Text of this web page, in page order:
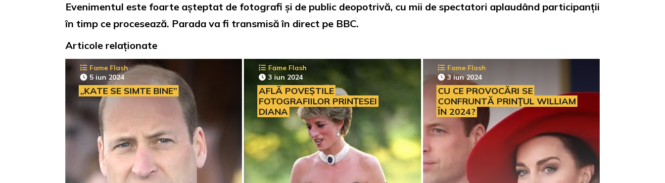
Evenimentul este foarte așteptat de fotografi și de public deopotrivă, cu mii de spectatori aplaudând participanții
în timp ce procesează. Parada va fi transmisă în direct pe BBC.
Articole relaționate
Fame Flash
5 iun 2024
„KATE SE SIMTE BINE”
Fame Flash
3 iun 2024
AFLĂ POVEȘTILE
FOTOGRAFIILOR PRINȚESEI
DIANA
Fame Flash
3 iun 2024
CU CE PROVOCĂRI SE
CONFRUNTĂ PRINŢUL WILLIAM
ÎN 2024?